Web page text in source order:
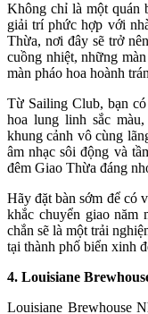
Không chỉ là một quán
giải trí phức hợp với
Thừa, nơi đây sẽ trở
cuồng nhiệt, những
màn pháo hoa hoành
Từ Sailing Club, bạn
hoa lung linh sắc
khung cảnh vô cùng
âm nhạc sôi động và
đêm Giao Thừa đáng
Hãy đặt bàn sớm để có
khắc chuyển giao
chắn sẽ là một trải
tại thành phố biển xinh
4. Louisiane
Louisiane Brewhouse